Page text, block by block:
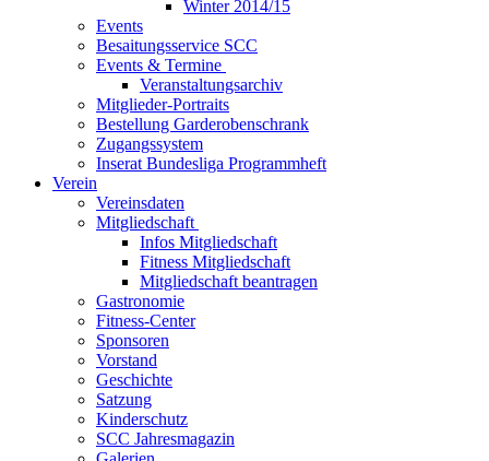
Winter 2014/15
Events
Besaitungsservice SCC
Events & Termine
Veranstaltungsarchiv
Mitglieder-Portraits
Bestellung Garderobenschrank
Zugangssystem
Inserat Bundesliga Programmheft
Verein
Vereinsdaten
Mitgliedschaft
Infos Mitgliedschaft
Fitness Mitgliedschaft
Mitgliedschaft beantragen
Gastronomie
Fitness-Center
Sponsoren
Vorstand
Geschichte
Satzung
Kinderschutz
SCC Jahresmagazin